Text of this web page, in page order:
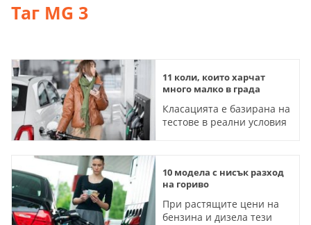
Таг MG 3
11 коли, които харчат
много малко в града
Класацията е базирана на
тестове в реални условия
10 модела с нисък разход
на гориво
При растящите цени на
бензина и дизела тези